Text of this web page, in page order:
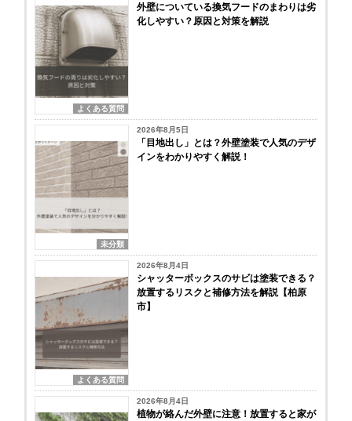
よくある質問
外壁についている換気フードのまわりは劣
化しやすい？原因と対策を解説
未分類
2026年8月5日
「目地出し」とは？外壁塗装で人気のデザ
インをわかりやすく解説！
よくある質問
2026年8月4日
シャッターボックスのサビは塗装できる？
放置するリスクと補修方法を解説【柏原
市】
2026年8月4日
植物が絡んだ外壁に注意！放置すると家が